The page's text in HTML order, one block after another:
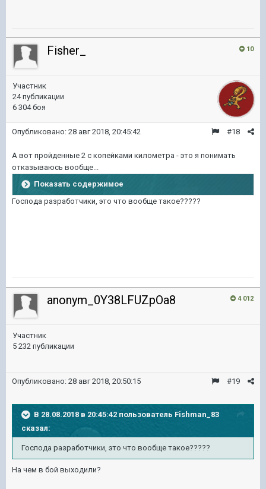
10
Fisher_
Участник
24 публикации
6 304 боя
#18
Опубликовано: 28 авг 2018, 20:45:42
А вот пройденные 2 с копейками километра - это я понимать
отказываюсь вообще...
Показать содержимое
Господа разработчики, это что вообще такое?????
4 012
anonym_0Y38LFUZpOa8
Участник
5 232 публикации
#19
Опубликовано: 28 авг 2018, 20:50:15
В 28.08.2018 в 20:45:42 пользователь Fishman_83
сказал:
Господа разработчики, это что вообще такое?????
На чем в бой выходили?